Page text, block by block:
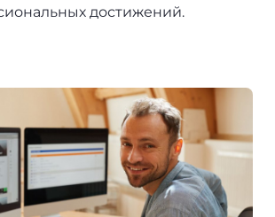
достижений.